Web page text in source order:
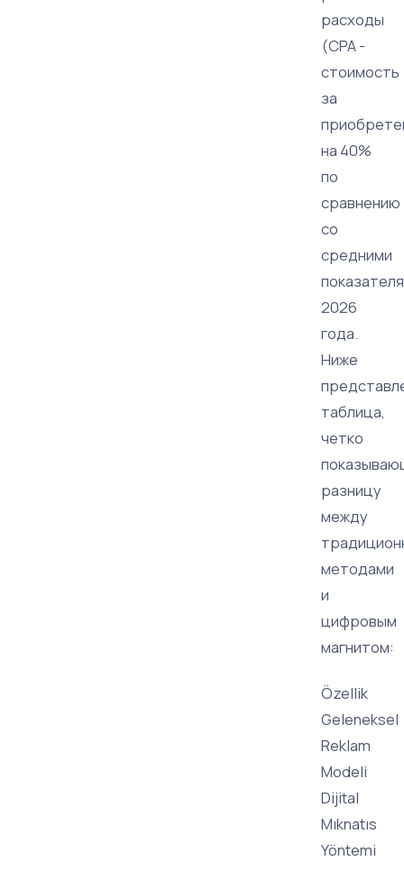
расходы
(CPA -
стоимость
за
на 40%
по
сравнению
со
средними
2026
года.
Ниже
таблица,
четко
разницу
между
методами
и
цифровым
магнитом:
Özellik
Geleneksel
Reklam
Modeli
Dijital
Mıknatıs
Yöntemi